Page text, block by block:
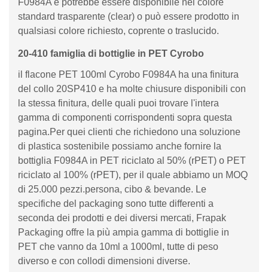
F0984A e potrebbe essere disponibile nel colore
standard trasparente (clear) o può essere prodotto in
qualsiasi colore richiesto, coprente o traslucido.
20-410 famiglia di bottiglie in PET Cyrobo
il flacone PET 100ml Cyrobo F0984A ha una finitura
del collo 20SP410 e ha molte chiusure disponibili con
la stessa finitura, delle quali puoi trovare l'intera
gamma di componenti corrispondenti sopra questa
pagina.Per quei clienti che richiedono una soluzione
di plastica sostenibile possiamo anche fornire la
bottiglia F0984A in PET riciclato al 50% (rPET) o PET
riciclato al 100% (rPET), per il quale abbiamo un MOQ
di 25.000 pezzi.persona, cibo & bevande. Le
specifiche del packaging sono tutte differenti a
seconda dei prodotti e dei diversi mercati, Frapak
Packaging offre la più ampia gamma di bottiglie in
PET che vanno da 10ml a 1000ml, tutte di peso
diverso e con collodi dimensioni diverse.